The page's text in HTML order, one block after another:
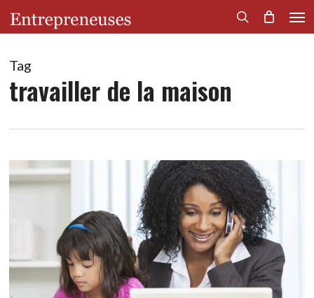
content
search
Tag
travailler de la maison